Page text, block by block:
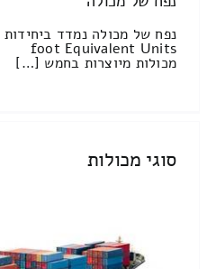
foot Equivalent Units
מכולות מיוצרות בחמש […]
סוגי מכולות